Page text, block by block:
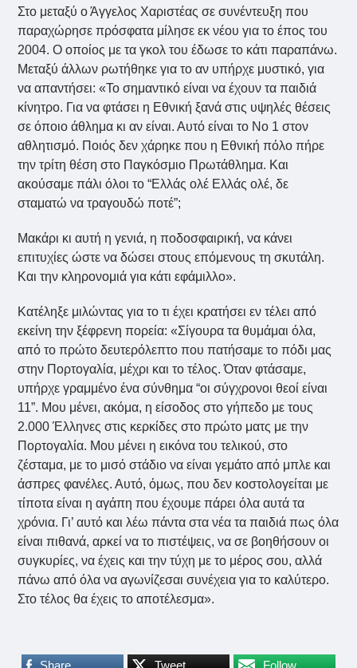
Στο μεταξύ ο Άγγελος Χαριστέας σε συνέντευξη που
παραχώρησε πρόσφατα μίλησε εκ νέου για το έπος του
2004. Ο οποίος με τα γκολ του έδωσε το κάτι παραπάνω.
Μεταξύ άλλων ρωτήθηκε για το αν υπήρχε μυστικό, για
να απαντήσει: «Το σημαντικό είναι να έχουν τα παιδιά
κίνητρο. Για να φτάσει η Εθνική ξανά στις υψηλές θέσεις
σε όποιο άθλημα κι αν είναι. Αυτό είναι το Νο 1 στον
αθλητισμό. Ποιός δεν χάρηκε που η Εθνική πόλο πήρε
την τρίτη θέση στο Παγκόσμιο Πρωτάθλημα. Και
ακούσαμε πάλι όλοι το “Ελλάς ολέ Ελλάς ολέ, δε
σταματώ να τραγουδώ ποτέ”;
Μακάρι κι αυτή η γενιά, η ποδοσφαιρική, να κάνει
επιτυχίες ώστε να δώσει στους επόμενους τη σκυτάλη.
Και την κληρονομιά για κάτι εφάμιλλο».
Κατέληξε μιλώντας για το τι έχει κρατήσει εν τέλει από
εκείνη την ξέφρενη πορεία: «Σίγουρα τα θυμάμαι όλα,
από το πρώτο δευτερόλεπτο που πατήσαμε το πόδι μας
στην Πορτογαλία, μέχρι και το τέλος. Όταν φτάσαμε,
υπήρχε γραμμένο ένα σύνθημα “οι σύγχρονοι θεοί είναι
11”. Μου μένει, ακόμα, η είσοδος στο γήπεδο με τους
2.000 Έλληνες στις κερκίδες στο πρώτο ματς με την
Πορτογαλία. Μου μένει η εικόνα του τελικού, στο
ζέσταμα, με το μισό στάδιο να είναι γεμάτο από μπλε και
άσπρες φανέλες. Αυτό, όμως, που δεν κοστολογείται με
τίποτα είναι η αγάπη που έχουμε πάρει όλα αυτά τα
χρόνια. Γι’ αυτό και λέω πάντα στα νέα τα παιδιά πως όλα
είναι πιθανά, αρκεί να το πιστέψεις, να σε βοηθήσουν οι
συγκυρίες, να έχεις και την τύχη με το μέρος σου, αλλά
πάνω από όλα να αγωνίζεσαι συνέχεια για το καλύτερο.
Στο τέλος θα έχεις το αποτέλεσμα».